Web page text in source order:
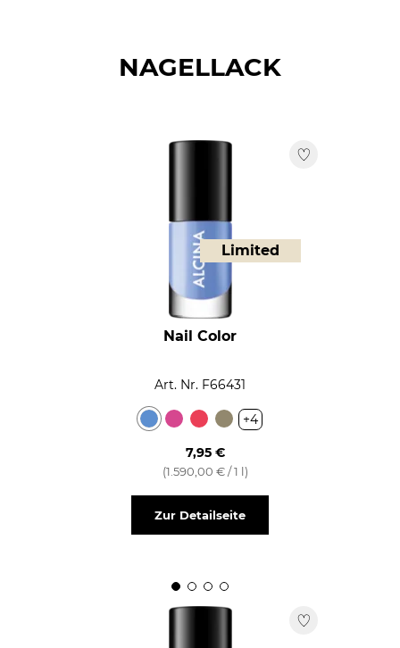
NAGELLACK
Limited
Nail Color
Art. Nr. F66431
+4
7,95 €
(1.590,00 € / 1 l)
Zur Detailseite